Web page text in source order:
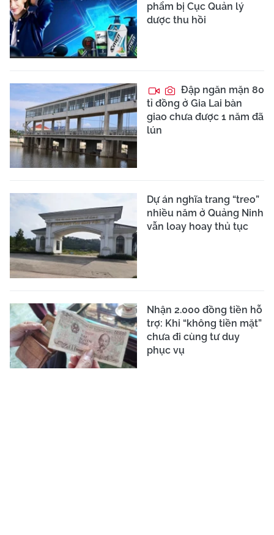
phẩm bị Cục Quản lý
dược thu hồi
Đập ngăn mặn 80
tỉ đồng ở Gia Lai bàn
giao chưa được 1 năm đã
lún
Dự án nghĩa trang “treo”
nhiều năm ở Quảng Ninh
vẫn loay hoay thủ tục
Nhận 2.000 đồng tiền hỗ
trợ: Khi “không tiền mặt”
chưa đi cùng tư duy
phục vụ